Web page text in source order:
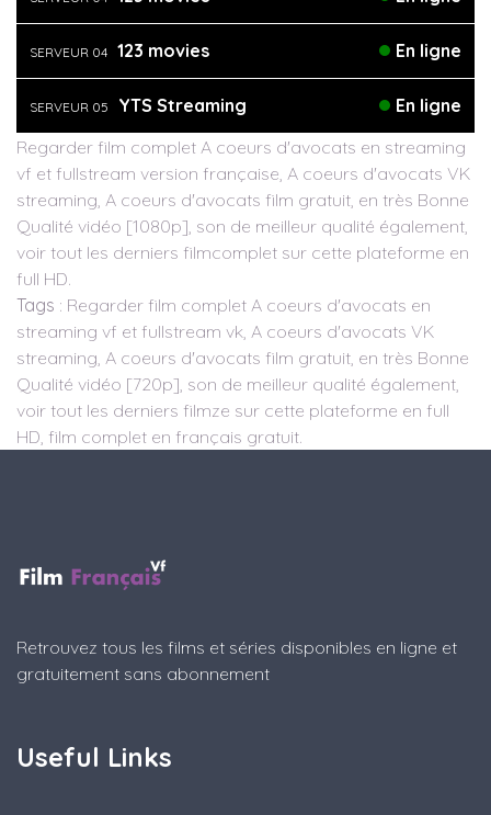
SERVEUR 04 123 movies En ligne
SERVEUR 05 YTS Streaming
En ligne
Regarder film complet A coeurs d'avocats en streaming
vf et fullstream version française, A coeurs d'avocats VK
streaming, A coeurs d'avocats film gratuit, en très Bonne
Qualité vidéo [1080p], son de meilleur qualité également,
voir tout les derniers filmcomplet sur cette plateforme en
full HD.
Tags : Regarder film complet A coeurs d'avocats en
streaming vf et fullstream vk, A coeurs d'avocats VK
streaming, A coeurs d'avocats film gratuit, en très Bonne
Qualité vidéo [720p], son de meilleur qualité également,
voir tout les derniers filmze sur cette plateforme en full
HD, film complet en français gratuit.
Retrouvez tous les films et séries disponibles en ligne et
gratuitement sans abonnement
Useful Links